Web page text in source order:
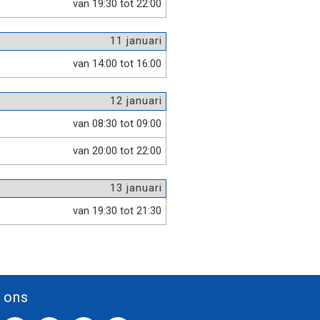
van 19:30 tot 22:00
11 januari
van 14:00 tot 16:00
12 januari
van 08:30 tot 09:00
van 20:00 tot 22:00
13 januari
van 19:30 tot 21:30